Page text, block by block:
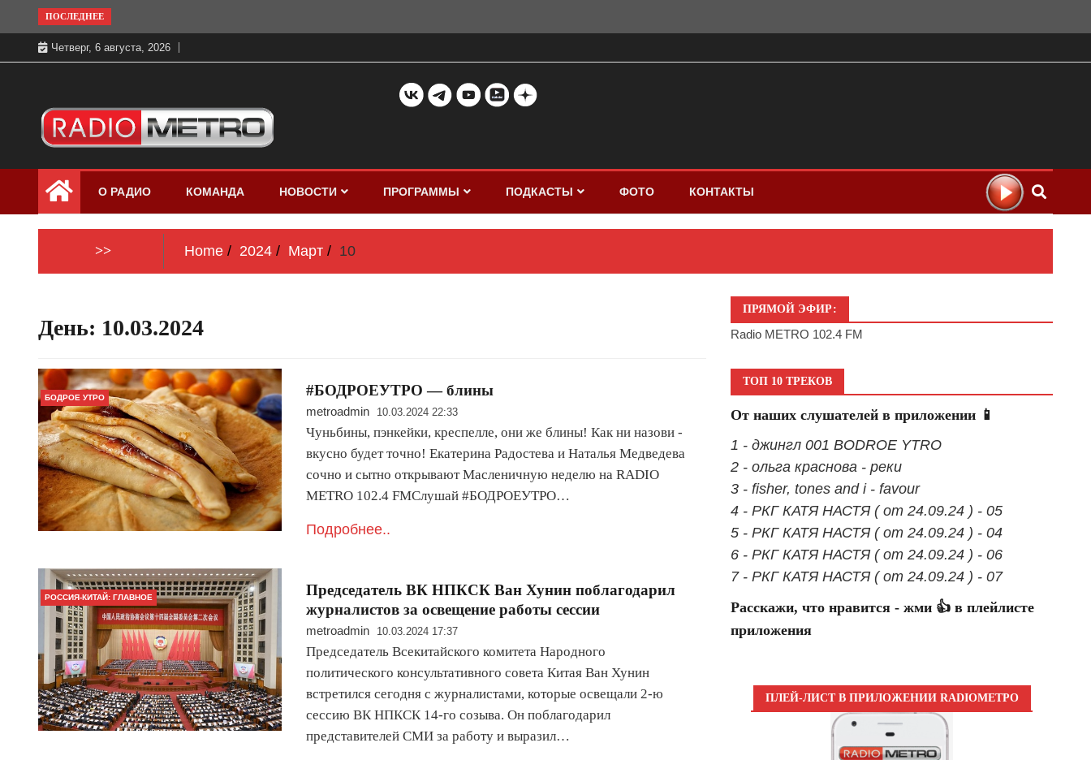
to
content
ПОСЛЕДНЕЕ
Четверг, 6 августа, 2026
Радио МЕТРО
бесплатно в хорошем качестве Санкт-
Петербург и Россия
О РАДИО КОМАНДА НОВОСТИ ПРОГРАММЫ ПОДКАСТЫ ФОТО КОНТАКТЫ
>> Home 2024 Март 10
День: 10.03.2024
БОДРОЕ УТРО #БОДРОЕУТРО — блины
metroadmin 10.03.2024 22:33
Чуньбины, пэнкейки, креспелле, они же блины! Как ни назови -
вкусно будет точно! Екатерина Радостева и Наталья Медведева
сочно и сытно открывают Масленичную неделю на RADIO
METRO 102.4 FMСлушай #БОДРОЕУТРО…
Подробнее..
РОССИЯ-КИТАЙ: ГЛАВНОЕ
Председатель ВК НПКСК Ван Хунин поблагодарил
журналистов за освещение работы сессии
metroadmin 10.03.2024 17:37
Председатель Всекитайского комитета Народного
политического консультативного совета Китая Ван Хунин
встретился сегодня с журналистами, которые освещали 2-ю
сессию ВК НПКСК 14-го созыва. Он поблагодарил
представителей СМИ за работу и выразил…
ПРЯМОЙ ЭФИР:
Radio METRO 102.4 FM
ТОП 10 ТРЕКОВ
От наших слушателей в приложении 📱
1 - джингл 001 BODROE YTRO
2 - ольга краснова - реки
3 - fisher, tones and i - favour
4 - РКГ КАТЯ НАСТЯ ( от 24.09.24 ) - 05
5 - РКГ КАТЯ НАСТЯ ( от 24.09.24 ) - 04
6 - РКГ КАТЯ НАСТЯ ( от 24.09.24 ) - 06
7 - РКГ КАТЯ НАСТЯ ( от 24.09.24 ) - 07
Расскажи, что нравится - жми 👍 в плейлисте
приложения
ПЛЕЙ-ЛИСТ В ПРИЛОЖЕНИИ RADIOМЕТРО